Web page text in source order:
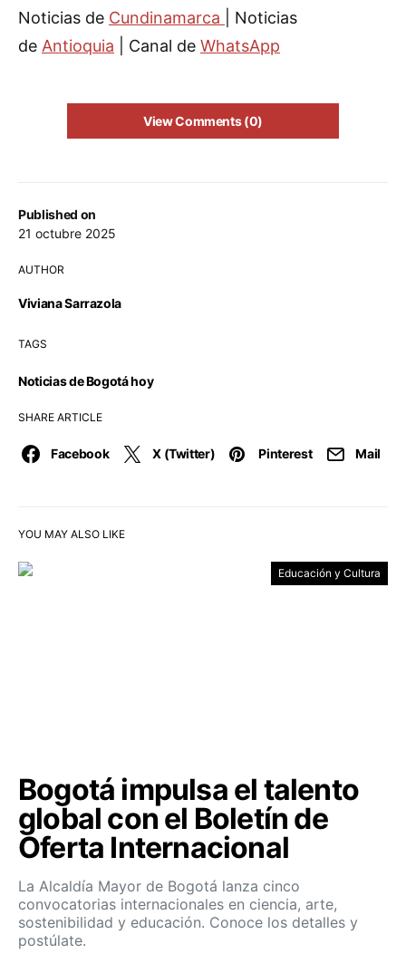
Published on
21 octubre 2025
AUTHOR
Viviana Sarrazola
TAGS
Noticias de Bogotá hoy
SHARE ARTICLE
Facebook X (Twitter) Pinterest Mail
Noticias de Cundinamarca
| Noticias
de Antioquia | Canal de WhatsApp
View Comments (0)
YOU MAY ALSO LIKE
Educación y Cultura
Bogotá impulsa el talento
global con el Boletín de
Oferta Internacional
La Alcaldía Mayor de Bogotá lanza cinco
convocatorias internacionales en ciencia, arte,
sostenibilidad y educación. Conoce los detalles y
postúlate.